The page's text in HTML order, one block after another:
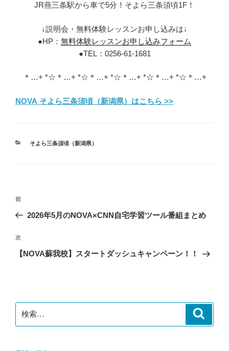
JR燕三条駅から車で5分！そよら三条須頃1F！
↓説明会・無料体験レッスンお申し込みは↓
●HP： 無料体験レッスンお申し込みフォーム
●TEL：0256-61-1681
＊…+ *☆＊…+ *☆＊…+ *☆＊…+ *☆＊…+ *☆＊…+
NOVA そよら三条須頃（新潟県）はこちら >>
カ
そよら三条須頃（新潟県）
投
ビ
ゲ
ン
前
の
稿
前
2026年5月のNOVA×CNN自宅学習ツール番組まとめ
次
の
次
【NOVA蘇我校】スタートダッシュキャンペーン！！
索: